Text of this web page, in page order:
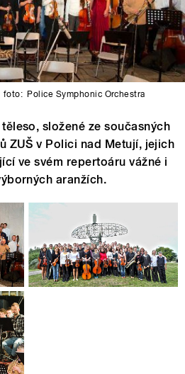
foto: Police Symphonic Orchestra
složené ze současných
ZUŠ v Polici nad Metují, jejich
ve svém repertoáru vážné i
aranžích.